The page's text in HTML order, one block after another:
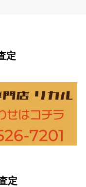
定
定